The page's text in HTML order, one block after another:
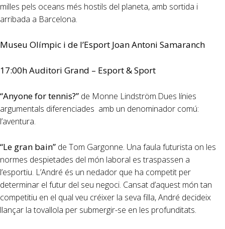
milles pels oceans més hostils del planeta, amb sortida i
arribada a Barcelona.
Museu Olímpic i de l’Esport Joan Antoni Samaranch
17:00h Auditori Grand – Esport & Sport
“Anyone for tennis?” de Monne Lindström.Dues línies
argumentals diferenciades amb un denominador comú:
l’aventura.
“Le gran bain” de Tom Gargonne. Una faula futurista on les
normes despietades del món laboral es traspassen a
l’esportiu. L’André és un nedador que ha competit per
determinar el futur del seu negoci. Cansat d’aquest món tan
competitiu en el qual veu créixer la seva filla, André decideix
llançar la tovallola per submergir-se en les profunditats.